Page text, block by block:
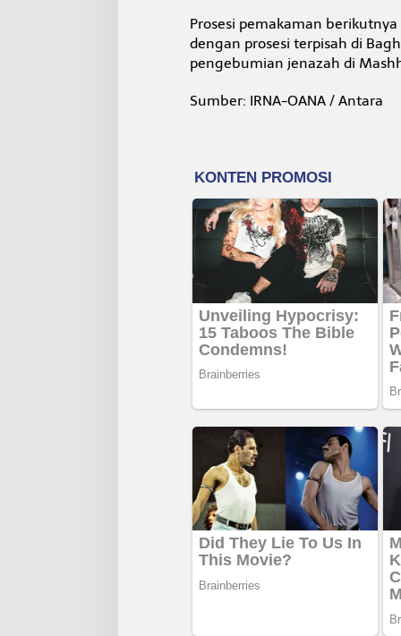
Prosesi pemakaman
dengan prosesi terpisah di
pengebumian jenazah di
Sumber: IRNA-OANA / Antara